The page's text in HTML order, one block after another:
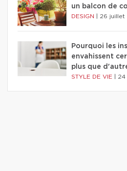
un balcon de
DESIGN 26 juillet
Pourquoi les
envahissent
plus que
STYLE DE VIE 24